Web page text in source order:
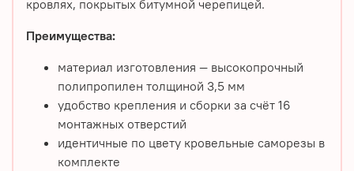
кровлях, покрытых битумной черепицей.
Преимущества:
материал изготовления — высокопрочный
полипропилен толщиной 3,5 мм
удобство крепления и сборки за счёт 16
монтажных отверстий
идентичные по цвету кровельные саморезы в
комплекте